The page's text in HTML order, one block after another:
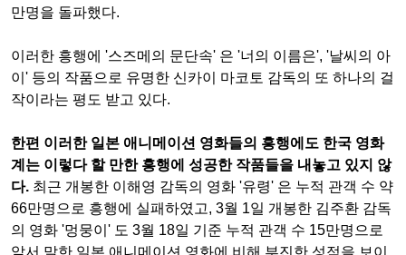
만명을 돌파했다.
이러한 흥행에 '스즈메의 문단속' 은 '너의 이름은', '날씨의 아
이' 등의 작품으로 유명한 신카이 마코토 감독의 또 하나의 걸
작이라는 평도 받고 있다.
한편 이러한 일본 애니메이션 영화들의 흥행에도 한국 영화
계는 이렇다 할 만한 흥행에 성공한 작품들을 내놓고 있지 않
다. 최근 개봉한 이해영 감독의 영화 '유령' 은 누적 관객 수 약
66만명으로 흥행에 실패하였고, 3월 1일 개봉한 김주환 감독
의 영화 '멍뭉이' 도 3월 18일 기준 누적 관객 수 15만명으로
앞서 말한 일본 애니메이션 영화에 비해 부진한 성적을 보이